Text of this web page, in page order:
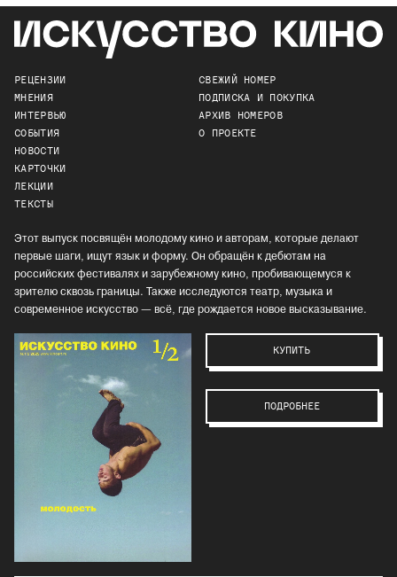
РЕЦЕНЗИИ
МНЕНИЯ
ИНТЕРВЬЮ
СОБЫТИЯ
НОВОСТИ
КАРТОЧКИ
ЛЕКЦИИ
ТЕКСТЫ
СВЕЖИЙ НОМЕР
ПОДПИСКА И ПОКУПКА
АРХИВ НОМЕРОВ
О ПРОЕКТЕ
Этот выпуск посвящён молодому кино и авторам, которые делают
первые шаги, ищут язык и форму. Он обращён к дебютам на
российских фестивалях и зарубежному кино, пробивающемуся к
зрителю сквозь границы. Также исследуются театр, музыка и
современное искусство — всё, где рождается новое высказывание.
КУПИТЬ
ПОДРОБНЕЕ